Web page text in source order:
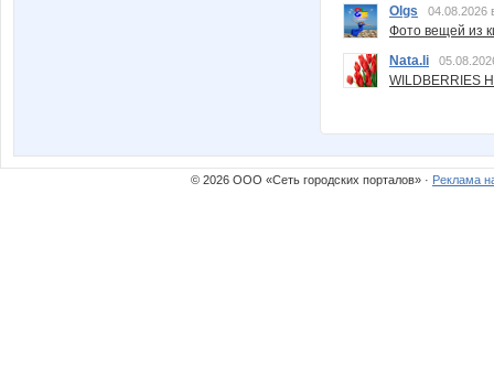
Olgs 04.08.2026
Фото вещей из
Nata.li
© 2026 ООО «Сеть городских порталов» · Реклама